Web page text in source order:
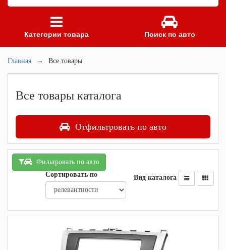
Категории товара Поиск по авто
Главная → Все товары
Все товары каталога
Отфильтровать по авто
Фильтровать по авто
Вид каталога
Сортировать по